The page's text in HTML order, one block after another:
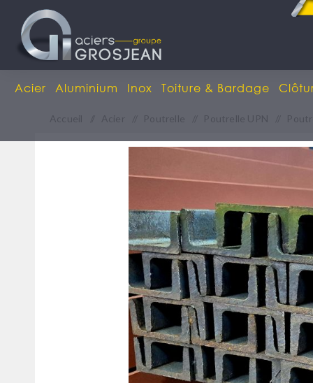
Acier Aluminium Inox Toiture & Bardage
Accueil Acier Poutrelle Poutrelle UPN